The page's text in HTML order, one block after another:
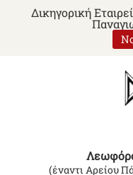
Δικηγορική
(έναντι Αρείου